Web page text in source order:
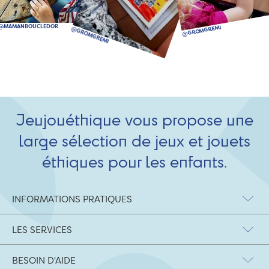
Jeujouéthique vous propose une
large sélection de jeux et jouets
éthiques pour les enfants.
INFORMATIONS PRATIQUES
LES SERVICES
BESOIN D'AIDE